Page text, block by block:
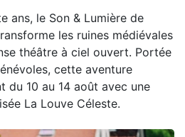
ans, le Son & Lumière de
les ruines médiévales
théâtre à ciel ouvert. Portée
cette aventure
du 10 au 14 août avec une
La Louve Céleste.